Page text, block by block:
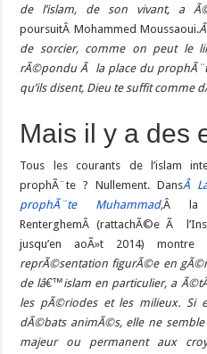
de l’islam, de son vivant, a
poursuitÂ Mohammed Moussaoui.
de sorcier, comme on peut le
rÃ©pondu Ã la place du
qu’ils disent, Dieu te suffit comme
Mais il y a des
Tous les courants de l’islam
prophÃ¨te ? Nullement. DansÂ
prophÃ¨te Muhammad,Â la
RenterghemÂ (rattachÃ©e Ã
jusqu’en aoÃ»t 2014) montre
reprÃ©sentation figurÃ©e en
de lâ€™islam en particulier, a
les pÃ©riodes et les milieux. Si
dÃ©bats animÃ©s, elle ne
majeur ou permanent aux